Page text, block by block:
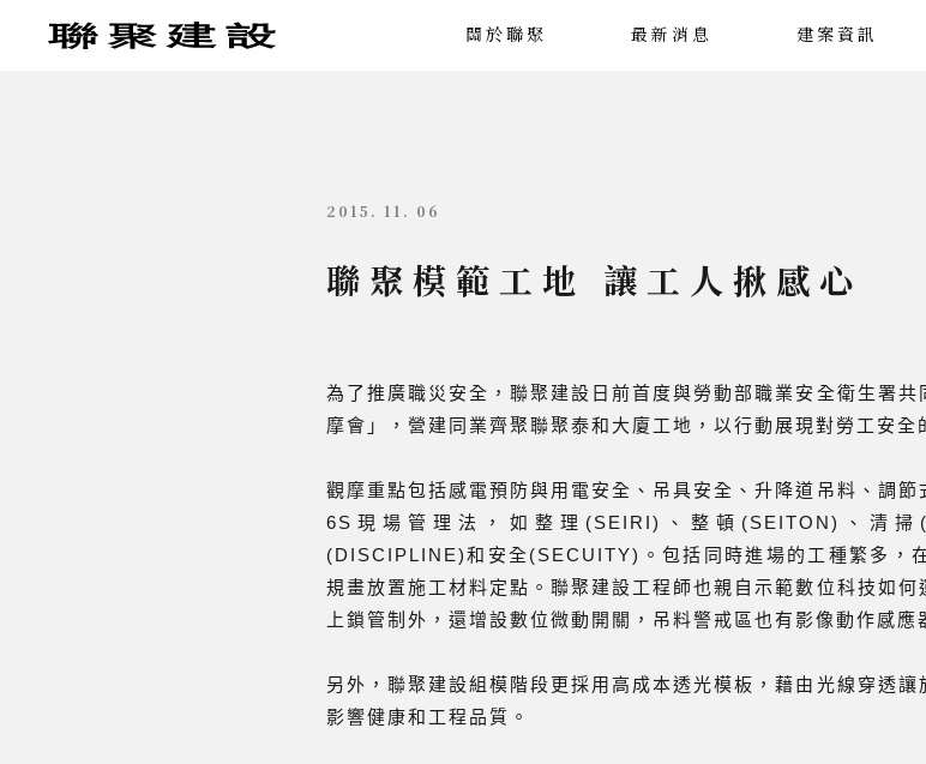
關於聯聚 最新消息 建案資訊
2015. 11. 06
聯聚模範工地 讓工人揪感心
為了推廣職災安全，聯聚建設日前首度與勞動部職業安全衛生署
摩會」，營建同業齊聚聯聚泰和大廈工地，以行動展現對勞工安全
觀摩重點包括感電預防與用電安全、吊具安全、升降道吊料、調
6S現場管理法，如整理(SEIRI)、整頓(SEITON)、清掃
(DISCIPLINE)和安全(SECUITY)。包括同時進場的工種繁多，
規畫放置施工材料定點。聯聚建設工程師也親自示範數位科技如
上鎖管制外，還增設數位微動開關，吊料警戒區也有影像動作感
另外，聯聚建設組模階段更採用高成本透光模板，藉由光線穿透讓
影響健康和工程品質。